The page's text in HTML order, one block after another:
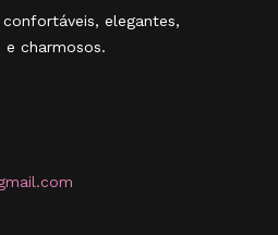
elegantes,
e charmosos.